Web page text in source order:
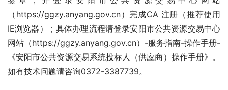
（https://ggzy.anyang.gov.cn）完成CA 注册（推荐使用
IE浏览器）；具体办理流程请登录安阳市公共资源交易中心
网站（https://ggzy.anyang.gov.cn）-服务指南-操作手册-
《安阳市公共资源交易系统投标人（供应商）操作手册》。
如有技术问题请咨询0372-3387739。